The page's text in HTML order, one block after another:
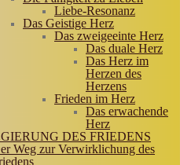
Liebe-Resonanz
Das Geistige Herz
Das zweigeeinte Herz
Das duale Herz
Das Herz im
Herzen des
Herzens
Frieden im Herz
Das erwachende
Herz
DES FRIEDENS
Weg zur Verwirklichung des